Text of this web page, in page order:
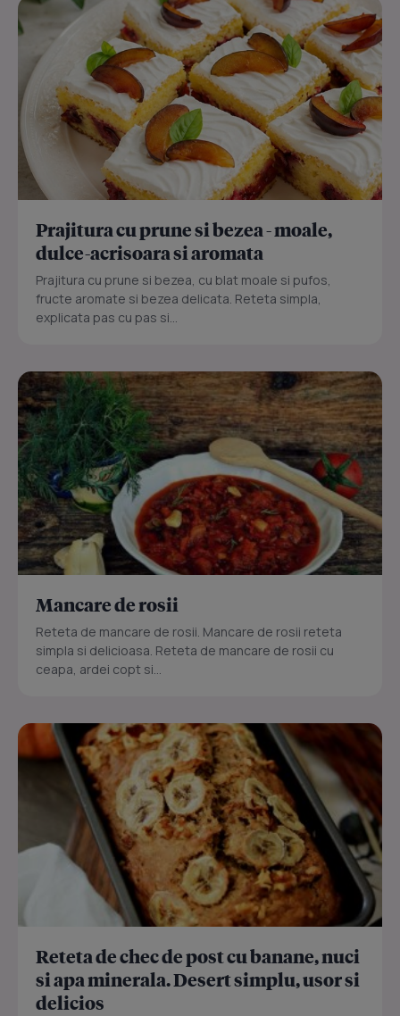
Prajitura cu prune si bezea - moale,
dulce-acrisoara si aromata
Prajitura cu prune si bezea, cu blat moale si pufos,
fructe aromate si bezea delicata. Reteta simpla,
explicata pas cu pas si...
Mancare de rosii
Reteta de mancare de rosii. Mancare de rosii reteta
simpla si delicioasa. Reteta de mancare de rosii cu
ceapa, ardei copt si...
Reteta de chec de post cu banane, nuci
si apa minerala. Desert simplu, usor si
delicios